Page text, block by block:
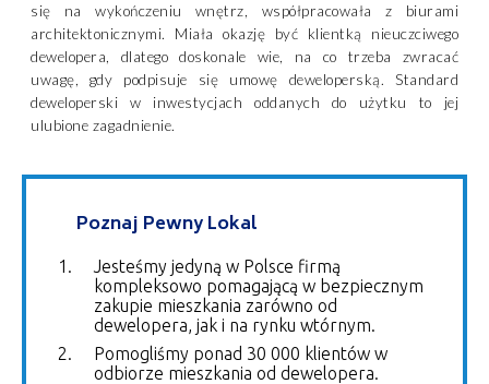
się na wykończeniu wnętrz, współpracowała z biurami
architektonicznymi. Miała okazję być klientką nieuczciwego
dewelopera, dlatego doskonale wie, na co trzeba zwracać
uwagę, gdy podpisuje się umowę deweloperską. Standard
deweloperski w inwestycjach oddanych do użytku to jej
ulubione zagadnienie.
Poznaj Pewny Lokal
Jesteśmy jedyną w Polsce firmą
kompleksowo pomagającą w bezpiecznym
zakupie mieszkania zarówno od
dewelopera, jak i na rynku wtórnym.
Pomogliśmy ponad 30 000 klientów w
odbiorze mieszkania od dewelopera.